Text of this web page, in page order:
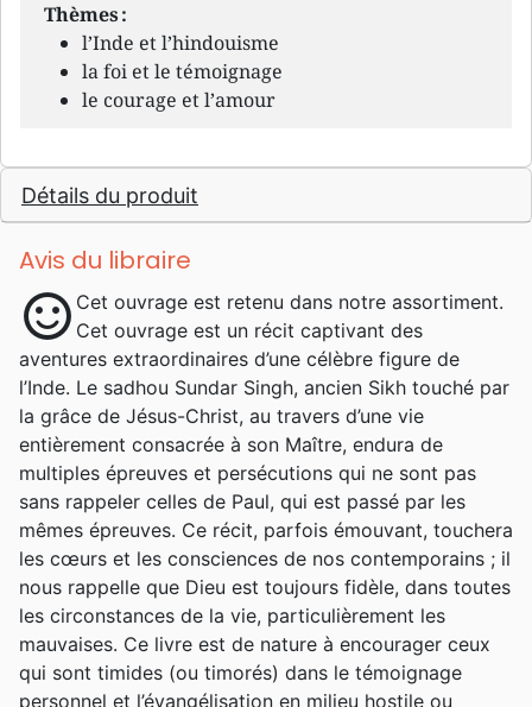
Thèmes :
l’Inde et l’hindouisme
la foi et le témoignage
le courage et l’amour
Détails du produit
Avis du libraire
sentiment_satisfied Cet ouvrage est retenu dans notre assortiment.
Cet ouvrage est un récit captivant des
aventures extraordinaires d’une célèbre figure de
l’Inde. Le sadhou Sundar Singh, ancien Sikh touché par
la grâce de Jésus-Christ, au travers d’une vie
entièrement consacrée à son Maître, endura de
multiples épreuves et persécutions qui ne sont pas
sans rappeler celles de Paul, qui est passé par les
mêmes épreuves. Ce récit, parfois émouvant, touchera
les cœurs et les consciences de nos contemporains ; il
nous rappelle que Dieu est toujours fidèle, dans toutes
les circonstances de la vie, particulièrement les
mauvaises. Ce livre est de nature à encourager ceux
qui sont timides (ou timorés) dans le témoignage
personnel et l’évangélisation en milieu hostile ou